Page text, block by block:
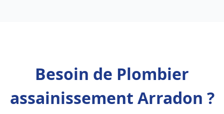
Besoin de Plombier
assainissement Arradon ?